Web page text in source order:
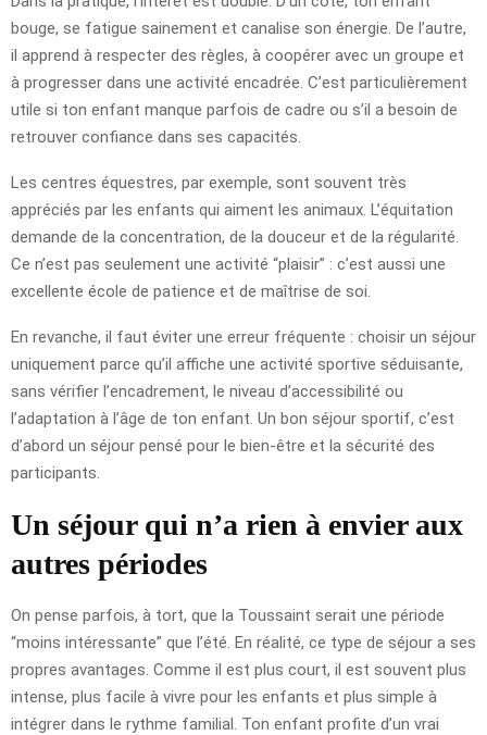
bouge, se fatigue sainement et canalise son énergie. De l’autre,
il apprend à respecter des règles, à coopérer avec un groupe et
à progresser dans une activité encadrée. C’est particulièrement
utile si ton enfant manque parfois de cadre ou s’il a besoin de
retrouver confiance dans ses capacités.
Les centres équestres, par exemple, sont souvent très
appréciés par les enfants qui aiment les animaux. L’équitation
demande de la concentration, de la douceur et de la régularité.
Ce n’est pas seulement une activité “plaisir” : c’est aussi une
excellente école de patience et de maîtrise de soi.
En revanche, il faut éviter une erreur fréquente : choisir un séjour
uniquement parce qu’il affiche une activité sportive séduisante,
sans vérifier l’encadrement, le niveau d’accessibilité ou
l’adaptation à l’âge de ton enfant. Un bon séjour sportif, c’est
d’abord un séjour pensé pour le bien-être et la sécurité des
participants.
Un séjour qui n’a rien à envier aux
autres périodes
On pense parfois, à tort, que la Toussaint serait une période
“moins intéressante” que l’été. En réalité, ce type de séjour a ses
propres avantages. Comme il est plus court, il est souvent plus
intense, plus facile à vivre pour les enfants et plus simple à
intégrer dans le rythme familial. Ton enfant profite d’un vrai